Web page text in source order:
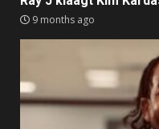
9 months ago